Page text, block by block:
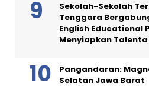
Sekolah-Sekolah
Tenggara
English Educational
Menyiapkan
Pangandaran:
Selatan Jawa Barat